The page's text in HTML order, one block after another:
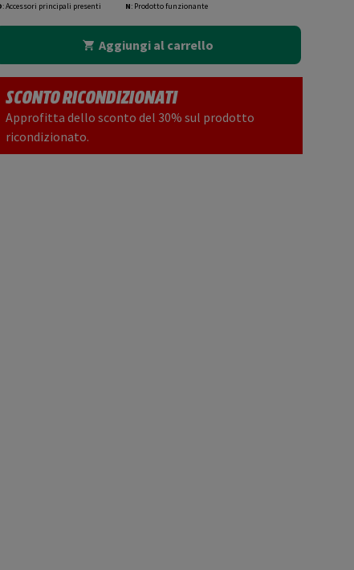
: Accessori principali presenti
N: Prodotto funzionante
Aggiungi al carrello
SCONTO RICONDIZIONATI
Approfitta dello sconto del 30% sul prodotto
ricondizionato.